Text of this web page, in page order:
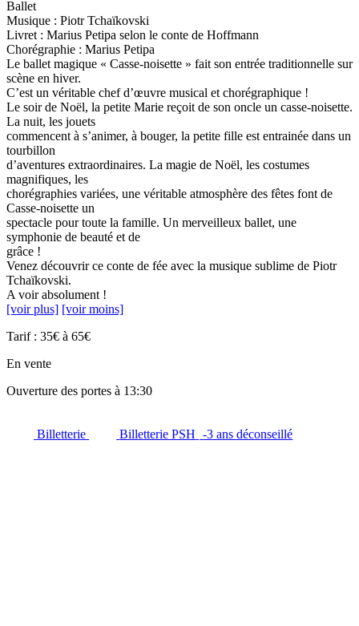
Ballet
Musique : Piotr Tchaïkovski
Livret : Marius Petipa selon le conte de Hoffmann
Chorégraphie : Marius Petipa
Le ballet magique « Casse-noisette » fait son entrée traditionnelle sur
scène en hiver.
C’est un véritable chef d’œuvre musical et chorégraphique !
Le soir de Noël, la petite Marie reçoit de son oncle un casse-noisette.
La nuit, les jouets
commencent à s’animer, à bouger, la petite fille est entrainée dans un
tourbillon
d’aventures extraordinaires. La magie de Noël, les costumes
magnifiques, les
chorégraphies variées, une véritable atmosphère des fêtes font de
Casse-noisette un
spectacle pour toute la famille. Un merveilleux ballet, une
symphonie de beauté et de
grâce !
Venez découvrir ce conte de fée avec la musique sublime de Piotr
Tchaïkovski.
A voir absolument !
[voir plus] [voir moins]
Tarif : 35€ à 65€
En vente
Ouverture des portes à 13:30
Billetterie Billetterie PSH -3 ans déconseillé